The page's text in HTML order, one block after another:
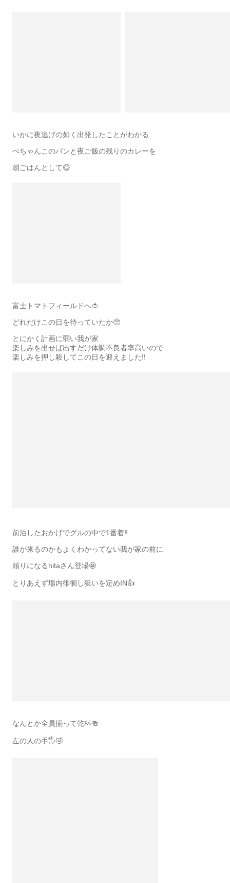
いかに夜逃げの如く出発したことがわかる
ぺちゃんこのパンと夜ご飯の残りのカレーを
朝ごはんとして😋
富士トマトフィールドへ🍅
どれだけこの日を待っていたか🥺
とにかく計画に弱い我が家
楽しみを出せば出すだけ体調不良者率高いので
楽しみを押し殺してこの日を迎えました‼️
前泊したおかげでグルの中で1番着‼️
誰が来るのかもよくわかってない我が家の前に
頼りになるhitaさん登場🤩
とりあえず場内徘徊し狙いを定めIN👍
なんとか全員揃って乾杯🍻
左の人の手🖐️🤣